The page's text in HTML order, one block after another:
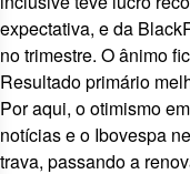
expectativa, e da
no trimestre. O ânimo
Resultado primário
Por aqui, o otimismo
notícias e o Ibovespa
trava, passando a